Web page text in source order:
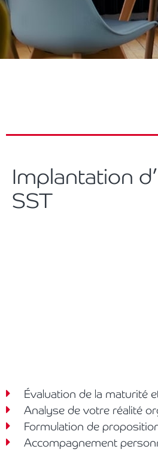
Implantation
SST
Évaluation de la maturité
Analyse de votre réalité
Formulation de
Accompagnement